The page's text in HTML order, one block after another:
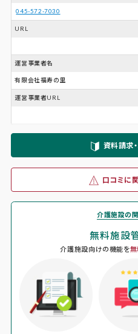
045-572-7030
URL
運営事業者名
有限会社福寿の里
運営事業者URL
資料請求
口コミに
介護施設の
無料施設
介護施設向けの機能を